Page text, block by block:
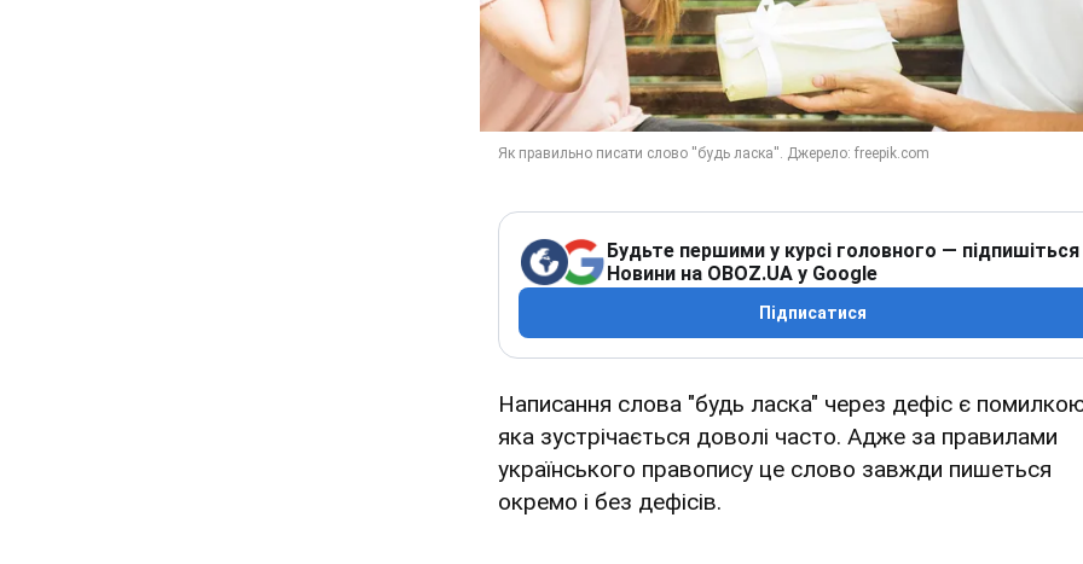
Будьте першими у курсі головного — підпишіться
Новини на OBOZ.UA у Google
Підписатися
Написання слова "будь ласка" через дефіс є
яка зустрічається доволі часто. Адже за правилами
українського правопису це слово завжди пишеться
окремо і без дефісів.